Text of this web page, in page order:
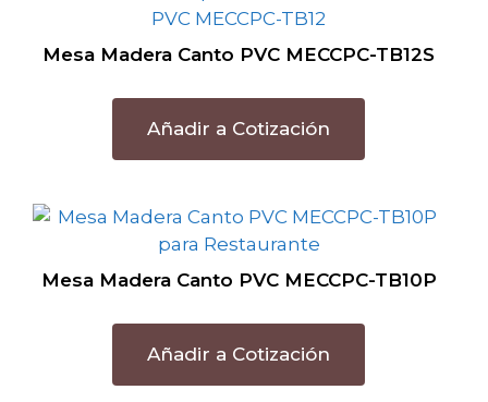
Mesa Madera Canto PVC MECCPC-TB12S
Añadir a Cotización
Mesa Madera Canto PVC MECCPC-TB10P
Añadir a Cotización